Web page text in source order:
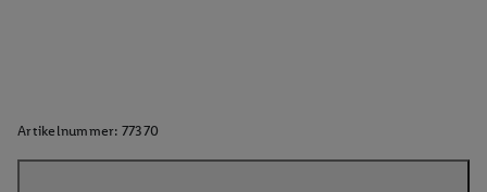
Artikelnummer: 77370